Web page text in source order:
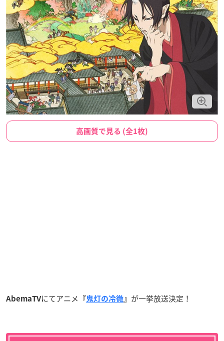
高画質で見る (全1枚)
AbemaTVにてアニメ 『鬼灯の冷徹 』 が一挙放送決定！